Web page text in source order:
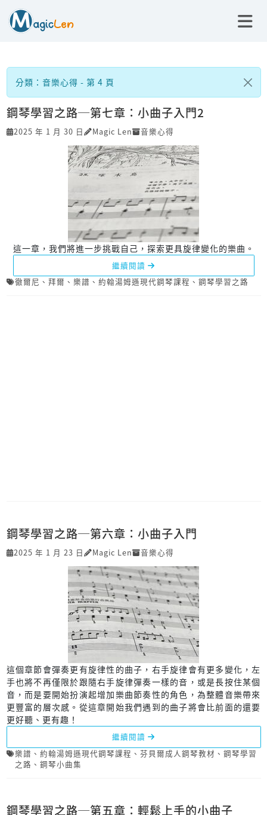
分類：音樂心得 - 第 4 頁
鋼琴學習之路─第七章：小曲子入門2
2025 年 1 月 30 日 Magic Len 音樂心得
這一章，我們將進一步挑戰自己，探索更具旋律變化的樂曲。
繼續閱讀
徹爾尼 、 拜爾 、 樂譜 、 約翰湯姆遜現代鋼琴課程 、 鋼琴學習之路
鋼琴學習之路─第六章：小曲子入門
2025 年 1 月 23 日 Magic Len 音樂心得
這個章節會彈奏更有旋律性的曲子，右手旋律會有更多變化，左
手也將不再僅限於跟隨右手旋律彈奏一樣的音，或是長按住某個
音，而是要開始扮演起增加樂曲節奏性的角色，為整體音樂帶來
更豐富的層次感。從這章開始我們遇到的曲子將會比前面的還要
更好聽、更有趣！
繼續閱讀
樂譜 、 約翰湯姆遜現代鋼琴課程 、 芬貝爾成人鋼琴教材 、 鋼琴學習
之路 、 鋼琴小曲集
鋼琴學習之路─第五章：輕鬆上手的小曲子